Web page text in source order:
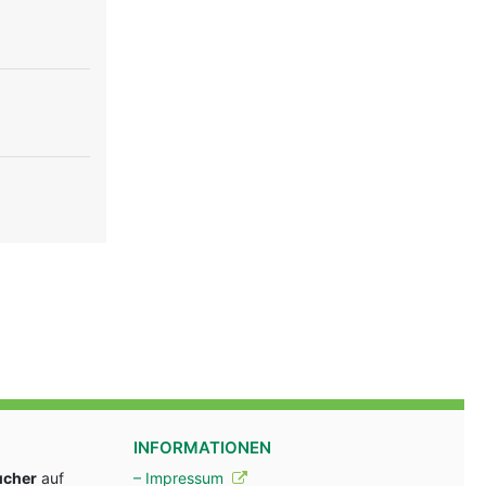
auf
INFORMATIONEN
– Impressum